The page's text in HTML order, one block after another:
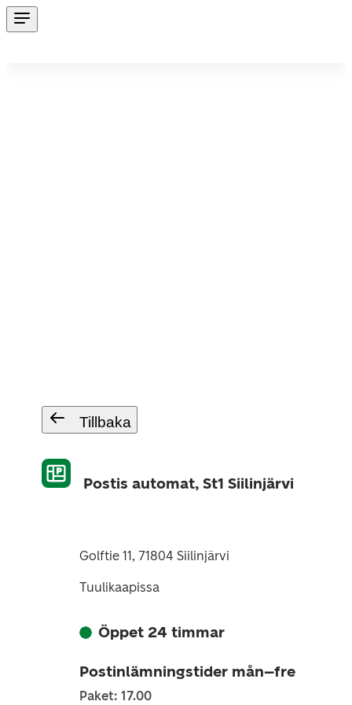
Tillbaka
Postis automat, St1 Siilinjärvi
Golftie 11, 71804 Siilinjärvi
Tuulikaapissa
Öppet 24 timmar
Postinlämningstider mån–fre
Paket: 17.00